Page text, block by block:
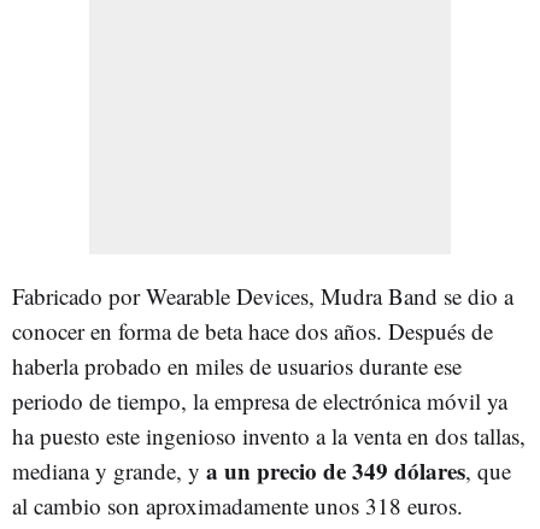
Fabricado por Wearable Devices, Mudra Band se dio a
conocer en forma de beta hace dos años. Después de
haberla probado en miles de usuarios durante ese
periodo de tiempo, la empresa de electrónica móvil ya
ha puesto este ingenioso invento a la venta en dos tallas,
mediana y grande, y a un precio de 349 dólares, que
al cambio son aproximadamente unos 318 euros.